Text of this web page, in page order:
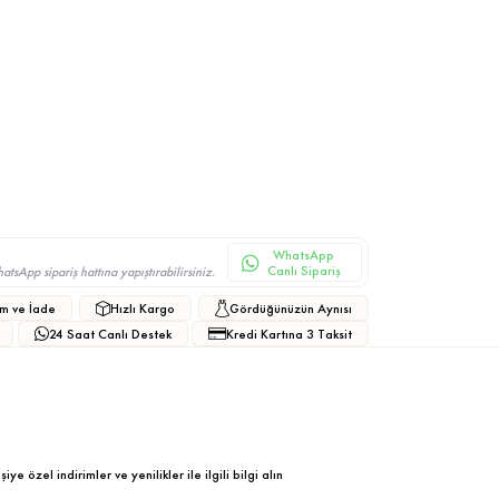
sipariş hattına yapıştırabilirsiniz.
WhatsApp
Canlı Sipariş
ve İade Hızlı Kargo
Gördüğünüzün Aynısı
24 Saat Canlı Destek
Kredi Kartına 3 Taksit
özel indirimler ve yenilikler ile ilgili bilgi alın